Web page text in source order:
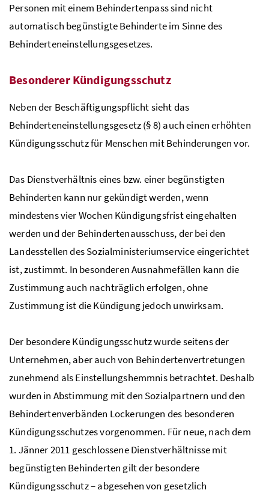
Personen mit einem Behindertenpass sind nicht
automatisch begünstigte Behinderte im Sinne des
Behinderteneinstellungsgesetzes.
Besonderer Kündigungsschutz
Neben der Beschäftigungspflicht sieht das
Behinderteneinstellungsgesetz (§8) auch einen erhöhten
Kündigungsschutz für Menschen mit Behinderungen vor.
Das Dienstverhältnis eines bzw. einer begünstigten
Behinderten kann nur gekündigt werden, wenn
mindestens vier Wochen Kündigungsfrist eingehalten
werden und der Behindertenausschuss, der bei den
Landesstellen des Sozialministeriumservice eingerichtet
ist, zustimmt. In besonderen Ausnahmefällen kann die
Zustimmung auch nachträglich erfolgen, ohne
Zustimmung ist die Kündigung jedoch unwirksam.
Der besondere Kündigungsschutz wurde seitens der
Unternehmen, aber auch von Behindertenvertretungen
zunehmend als Einstellungshemmnis betrachtet. Deshalb
wurden in Abstimmung mit den Sozialpartnern und den
Behindertenverbänden Lockerungen des besonderen
Kündigungsschutzes vorgenommen. Für neue, nach dem
1. Jänner 2011 geschlossene Dienstverhältnisse mit
begünstigten Behinderten gilt der besondere
Kündigungsschutz – abgesehen von gesetzlich